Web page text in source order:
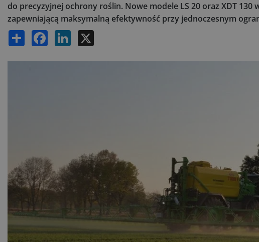
do precyzyjnej ochrony roślin. Nowe modele LS 20 oraz XDT
zapewniającą maksymalną efektywność przy jednoczesnym
Share Facebook LinkedIn